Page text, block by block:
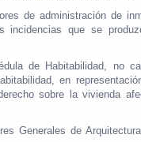
de administración de
que se
de Habitabilidad, no
en
sobre la vivienda
Generales de